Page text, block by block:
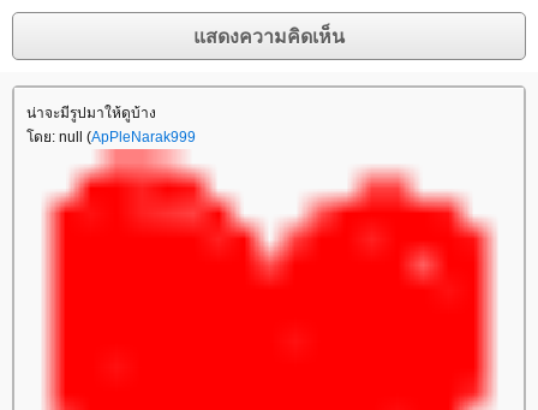
น่าจะมีรูปมาให้ดูบ้าง
ดย: null (ApPleNarak999